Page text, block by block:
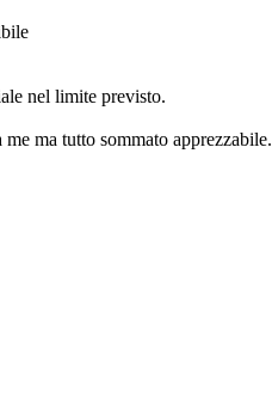
nel limite previsto.
ma tutto sommato apprezzabile.